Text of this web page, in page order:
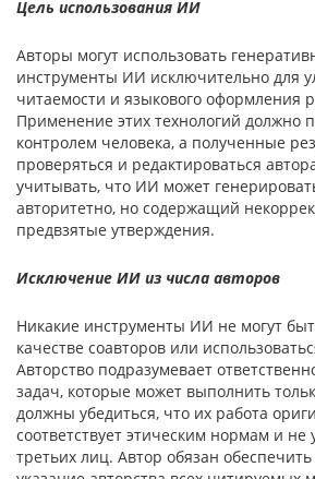
Цель использования ИИ
Авторы могут использовать
инструменты ИИ исключительно для
читаемости и языкового оформления
Применение этих технологий должно
контролем человека, а полученные
проверяться и редактироваться
учитывать, что ИИ может
авторитетно, но содержащий
предвзятые утверждения.
Исключение ИИ из числа авторов
Никакие инструменты ИИ не могут
качестве соавторов или
Авторство подразумевает
задач, которые может выполнить
должны убедиться, что их работа
соответствует этическим нормам и
третьих лиц. Автор обязан